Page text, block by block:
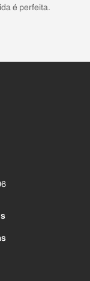
é perfeita.